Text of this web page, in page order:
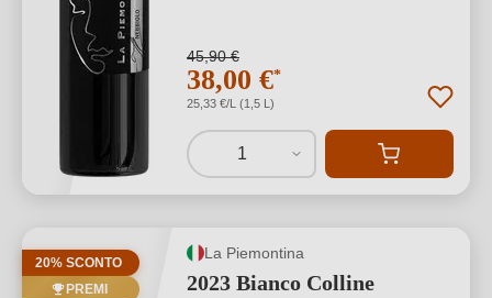
45,90 €
38,00 €*
25,33 €/L (1,5 L)
1
20% SCONTO
PREMI
La Piemontina
2023 Bianco Colline